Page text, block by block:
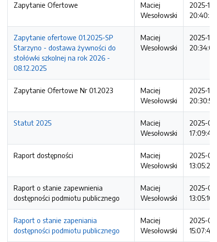
Zapytanie Ofertowe
Maciej
Wesołowski
2025-
20:40:36
Zapytanie ofertowe 01.2025-SP
Starzyno - dostawa żywności do
stołówki szkolnej na rok 2026 -
08.12.2025
Maciej
Wesołowski
2025-
20:34:06
Zapytanie Ofertowe Nr 01.2023
Maciej
Wesołowski
2025-
20:30:52
Statut 2025
Maciej
Wesołowski
2025-
17:09:40
Raport dostępności
Maciej
Wesołowski
2025-
13:05:21
Raport o stanie zapewnienia
dostępności podmiotu publicznego
Maciej
Wesołowski
2025-
13:05:10
Raport o stanie zapeniania
dostępności podmiotu publicznego
Maciej
Wesołowski
2025-
15:07:46